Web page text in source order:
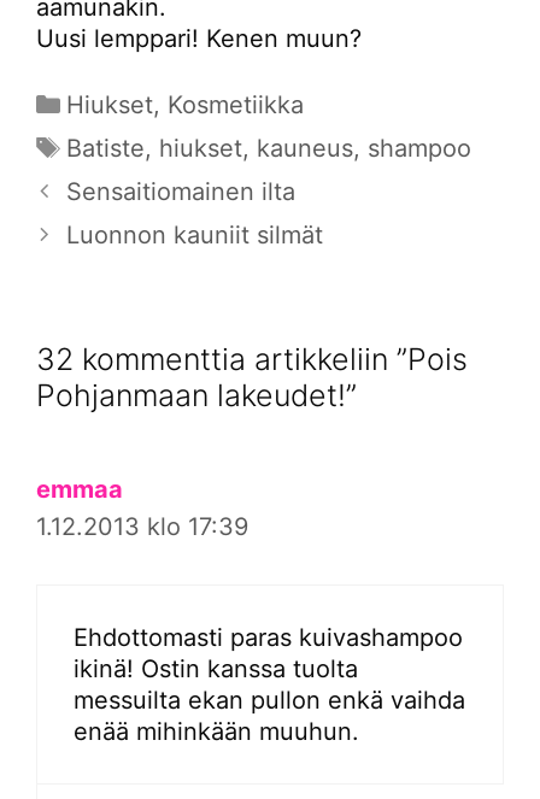
aamunakin.
Uusi lemppari! Kenen muun?
Kategoriat
Hiukset, Kosmetiikka
Avainsanat
Batiste, hiukset, kauneus, shampoo
Sensaitiomainen ilta
Luonnon kauniit silmät
32 kommenttia artikkeliin ”Pois
Pohjanmaan lakeudet!”
emmaa
1.12.2013 klo 17:39
Ehdottomasti paras kuivashampoo
ikinä! Ostin kanssa tuolta
messuilta ekan pullon enkä vaihda
enää mihinkään muuhun.